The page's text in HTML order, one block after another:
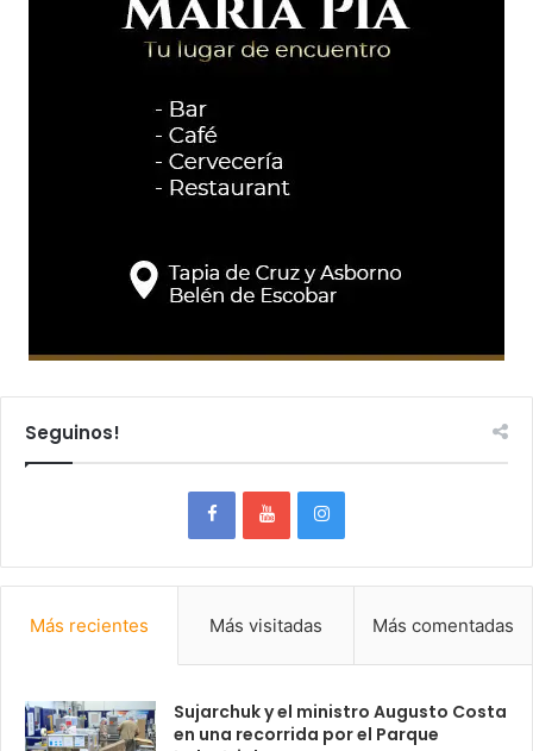
Seguinos!
Más recientes Más visitadas Más comentadas
Sujarchuk y el ministro Augusto Costa
en una recorrida por el Parque